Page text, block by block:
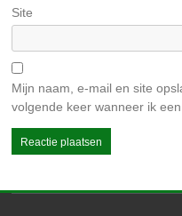
Site
Mijn naam, e-mail en site
volgende keer wanneer ik